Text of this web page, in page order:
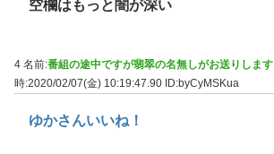
空欄はもっと闇が深い
4 名前:番組の途中ですが翡翠の名無しがお送りします
時:2020/02/07(金) 10:19:47.90 ID:byCyMSKua
ゆかさんいいね！